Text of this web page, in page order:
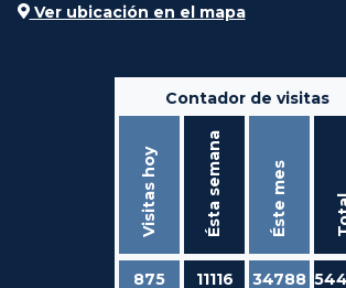
Ver ubicación en el mapa
Contador de visitas
Visitas hoy Ésta semana Éste mes
875 11116 34788